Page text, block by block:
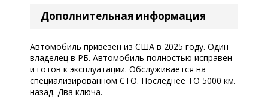
Дополнительная информация
Автомобиль привезён из США в 2025 году. Один
владелец в РБ. Автомобиль полностью исправен
и готов к эксплуатации. Обслуживается на
специализированном СТО. Последнее ТО 5000 км.
назад. Два ключа.